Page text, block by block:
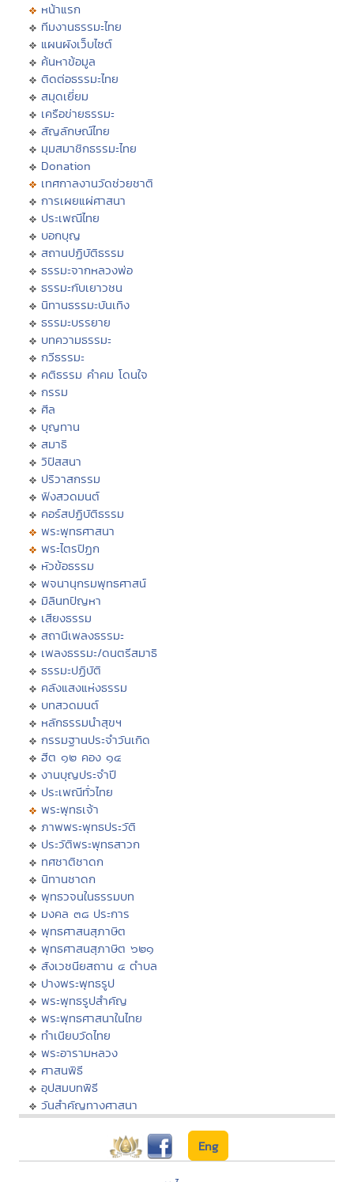
หน้าแรก
ทีมงานธรรมะไทย
แผนผังเว็บไซต์
ค้นหาข้อมูล
ติดต่อธรรมะไทย
สมุดเยี่ยม
เครือข่ายธรรมะ
สัญลักษณ์ไทย
มุมสมาชิกธรรมะไทย
Donation
เทศกาลงานวัดช่วยชาติ
การเผยแผ่ศาสนา
ประเพณีไทย
บอกบุญ
สถานปฏิบัติธรรม
ธรรมะจากหลวงพ่อ
ธรรมะกับเยาวชน
นิทานธรรมะบันเทิง
ธรรมะบรรยาย
บทความธรรมะ
กวีธรรมะ
คติธรรม คำคม โดนใจ
กรรม
ศีล
บุญทาน
สมาธิ
วิปัสสนา
ปริวาสกรรม
ฟังสวดมนต์
คอร์สปฏิบัติธรรม
พระพุทธศาสนา
พระไตรปิฏก
หัวข้อธรรม
พจนานุกรมพุทธศาสน์
มิลินทปัญหา
เสียงธรรม
สถานีเพลงธรรมะ
เพลงธรรมะ/ดนตรีสมาธิ
ธรรมะปฏิบัติ
คลังแสงแห่งธรรม
บทสวดมนต์
หลักธรรมนำสุขฯ
กรรมฐานประจำวันเกิด
ฮีต ๑๒ คอง ๑๔
งานบุญประจำปี
ประเพณีทั่วไทย
พระพุทธเจ้า
ภาพพระพุทธประวัติ
ประวัติพระพุทธสาวก
ทศชาติชาดก
นิทานชาดก
พุทธวจนในธรรมบท
มงคล ๓๘ ประการ
พุทธศาสนสุภาษิต
พุทธศาสนสุภาษิต ๖๒๑
สังเวชนียสถาน ๔ ตำบล
ปางพระพุทธรูป
พระพุทธรูปสำคัญ
พระพุทธศาสนาในไทย
ทำเนียบวัดไทย
พระอารามหลวง
ศาสนพิธี
อุปสมบทพิธี
วันสำคัญทางศาสนา
Eng